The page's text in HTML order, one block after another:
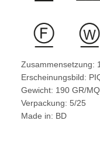
Zusammensetzung:
Erscheinungsbild:
Gewicht: 190 GR/MQ
Verpackung: 5/25
Made in: BD